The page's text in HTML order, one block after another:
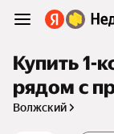
Купить 1-
рядом с
Волжский